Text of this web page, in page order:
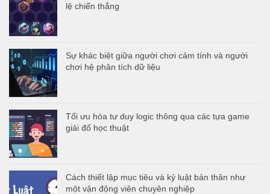
lệ chiến thắng
Sự khác biệt giữa người chơi cảm tính và người
chơi hệ phân tích dữ liệu
Tối ưu hóa tư duy logic thông qua các tựa game
giải đố học thuật
Cách thiết lập mục tiêu và kỷ luật bản thân như
một vận động viên chuyên nghiệp